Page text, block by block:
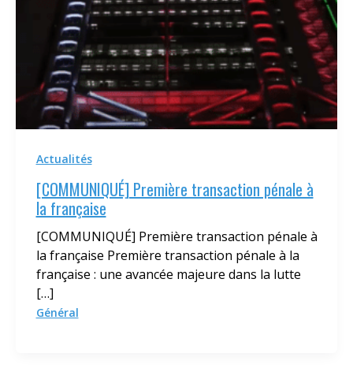
Actualités
[COMMUNIQUÉ] Première transaction pénale à
la française
[COMMUNIQUÉ] Première transaction pénale à
la française Première transaction pénale à la
française : une avancée majeure dans la lutte
[…]
Général